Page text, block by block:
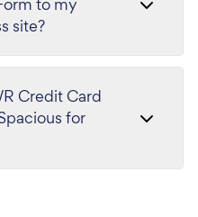
site?
Credit Card
for